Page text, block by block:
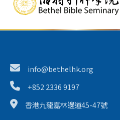
info@bethelhk.org
+852 2336 9197
香港九龍嘉林邊道45-47號